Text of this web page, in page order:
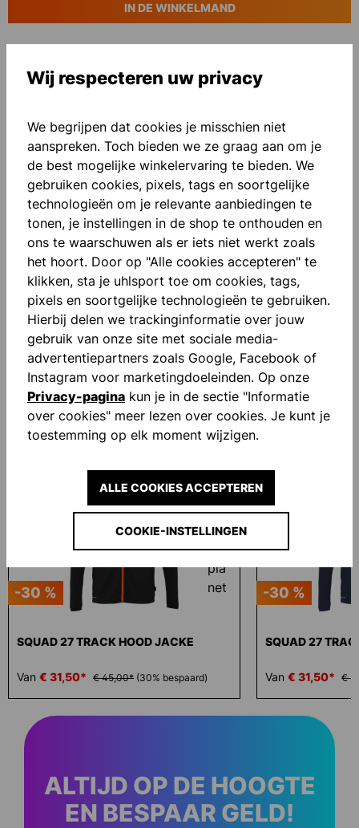
IN DE WINKELMAND
Beschrijving
Mouwen met tape "FOR THE PLANET" Zijzakken
met rits Zoom aan de achterkant met bindtape
Contrastkleurige inz…
Meer
Beoordelingen
Productgalerij overslaan
Similar Items
-30 %
SQUAD 27 TRACK HOOD JACKE
Van € 31,50* € 45,00* (30% bespaard)
-30 %
SQUAD 27
Van € 31,50* €
ALTIJD OP DE HOOGTE
EN BESPAAR GELD!
Wij respecteren uw privacy
We begrijpen dat cookies je misschien niet
aanspreken. Toch bieden we ze graag aan om je
de best mogelijke winkelervaring te bieden. We
gebruiken cookies, pixels, tags en soortgelijke
technologieën om je relevante aanbiedingen te
tonen, je instellingen in de shop te onthouden en
ons te waarschuwen als er iets niet werkt zoals
het hoort. Door op "Alle cookies accepteren" te
klikken, sta je uhlsport toe om cookies, tags,
pixels en soortgelijke technologieën te gebruiken.
Hierbij delen we trackinginformatie over jouw
gebruik van onze site met sociale media-
advertentiepartners zoals Google, Facebook of
Instagram voor marketingdoeleinden. Op onze
Privacy-pagina kun je in de sectie "Informatie
over cookies" meer lezen over cookies. Je kunt je
toestemming op elk moment wijzigen.
COOKIE-INSTELLINGEN
ALLE COOKIES ACCEPTEREN